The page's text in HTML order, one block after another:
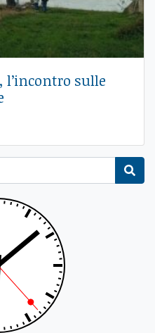
l’incontro sulle